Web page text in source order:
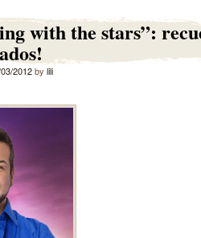
with the stars”:
2012by lili